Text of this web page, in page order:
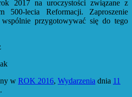
2017 na uroczystości związane z
500-lecia Reformacji. Zaproszenie
przygotowywać się do tego
w ROK 2016, Wydarzenia dnia 11
.